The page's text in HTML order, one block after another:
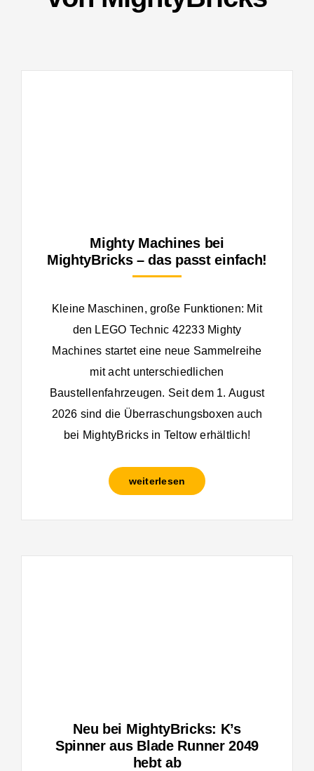
Mighty Machines bei
MightyBricks – das passt einfach!
Kleine Maschinen, große Funktionen: Mit
den LEGO Technic 42233 Mighty
Machines startet eine neue Sammelreihe
mit acht unterschiedlichen
Baustellenfahrzeugen. Seit dem 1. August
2026 sind die Überraschungsboxen auch
bei MightyBricks in Teltow erhältlich!
weiterlesen
Neu bei MightyBricks: K’s
Spinner aus Blade Runner 2049
hebt ab